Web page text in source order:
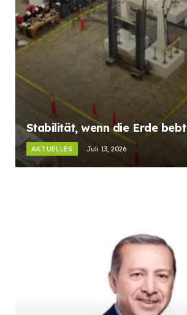
Stabilität, wenn die Erde bebt
AKTUELLES Juli 13, 2026